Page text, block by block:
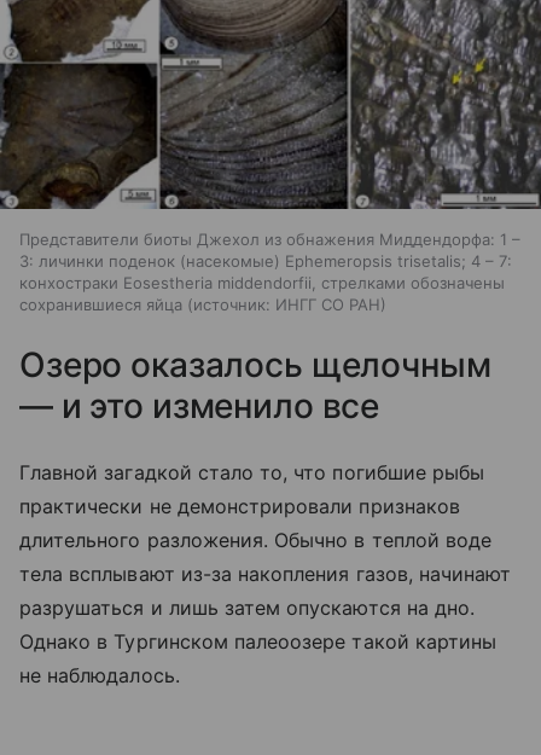
Представители биоты Джехол из обнажения Миддендорфа: 1 –
3: личинки поденок (насекомые) Ephemeropsis trisetalis; 4 – 7:
конхостраки Eosestheria middendorfii, стрелками обозначены
сохранившиеся яйца
источник: ИНГГ СО РАН
Озеро оказалось щелочным
— и это изменило все
Главной загадкой стало то, что погибшие рыбы
практически не демонстрировали признаков
длительного разложения. Обычно в теплой воде
тела всплывают из-за накопления газов, начинают
разрушаться и лишь затем опускаются на дно.
Однако в Тургинском палеоозере такой картины
не наблюдалось.